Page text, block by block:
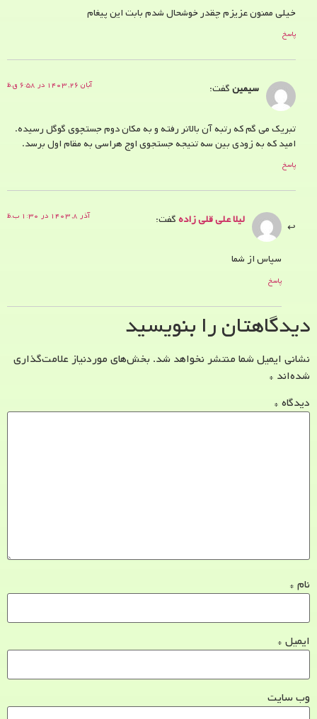
خیلی ممنون عزیزم چقدر خوشحال شدم بابت این پیغام
پاسخ
سیمینگفت: آبان ۲۶, ۱۴۰۳ در ۶:۵۸ ق.ظ
تبریک می گم که رتبه آن بالاتر رفته و به مکان دوم جستچوی گوگل رسیده.
امید که به زودی بین سه تنیجه جستجوی اوج هراسی به مقام اول برسد.
پاسخ
لیلا علی قلی زادهگفت: آذر ۸, ۱۴۰۳ در ۱:۳۰ ب.ظ
سپاس از شما
پاسخ
دیدگاهتان را بنویسید
نشانی ایمیل شما منتشر نخواهد شد. بخش‌های موردنیاز علامت‌گذاری
شده‌اند *
دیدگاه *
نام *
ایمیل *
وب‌ سایت